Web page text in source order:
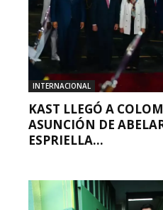
INTERNACIONAL
KAST LLEGÓ A
ASUNCIÓN DE
ESPRIELLA...